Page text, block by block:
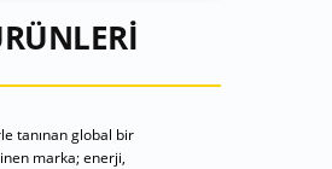
tanınan global bir
marka; enerji,